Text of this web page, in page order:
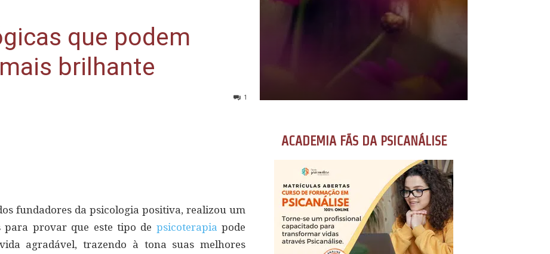
que podem
brilhante
1
fundadores da psicologia positiva, realizou um
para provar que este tipo de psicoterapia pode
agradável, trazendo à tona suas melhores
ACADEMIA FÃS DA PSICANÁLISE